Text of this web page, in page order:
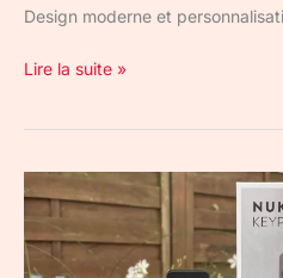
Design moderne et
Lire la suite »
Nuki
Keypad
2.0
: